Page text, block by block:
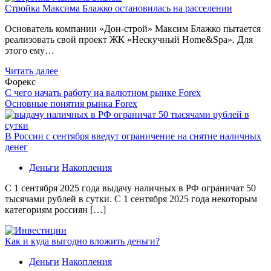
Стройка Максима Блажко остановилась на расселении
Основатель компании «Дон-строй» Максим Блажко пытается
реализовать свой проект ЖК «Нескучный Home&Spa». Для
этого ему…
Читать далее
Форекс
С чего начать работу на валютном рынке Forex
Основные понятия рынка Forex
В России с сентября введут ограничение на снятие наличных
денег
Деньги Накопления
С 1 сентября 2025 года выдачу наличных в РФ ограничат 50
тысячами рублей в сутки. С 1 сентября 2025 года некоторым
категориям россиян […]
Как и куда выгодно вложить деньги?
Деньги Накопления